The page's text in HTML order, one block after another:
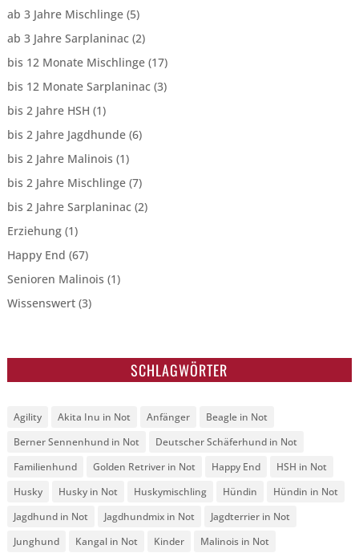
ab 3 Jahre Mischlinge(5)
ab 3 Jahre Sarplaninac(2)
bis 12 Monate Mischlinge(17)
bis 12 Monate Sarplaninac(3)
bis 2 Jahre HSH (1)
bis 2 Jahre Jagdhunde(6)
bis 2 Jahre Malinois (1)
bis 2 Jahre Mischlinge(7)
bis 2 Jahre Sarplaninac(2)
Erziehung(1)
Happy End (67)
Senioren Malinois (1)
Wissenswert(3)
SCHLAGWÖRTER
Agility Akita Inu in Not Anfänger
Beagle in Not
Berner Sennenhund in Not
Deutscher Schäferhund in Not
Familienhund
Golden Retriver in Not Happy End
HSH in Not
Husky
Husky in Not Huskymischling Hündin
Hündin in Not
Jagdhund in Not
Jagdhundmix in Not
Jagdterrier in Not
Junghund
Kangal in Not Kinder
Malinois in Not